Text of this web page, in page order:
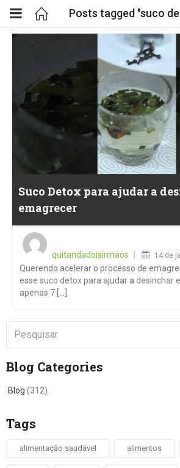
Posts tagged "suco
Suco Detox para ajudar a
emagrecer
quitandadoisirmaos
14 de
Querendo acelerar o processo de
esse suco detox para ajudar a desinchar
apenas 7 [...]
Blog Categories
Blog (312)
Tags
alimentação saudável alimentos